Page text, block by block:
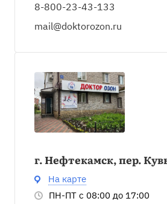
8-800-23-43-133
mail@doktorozon.ru
г. Нефтекамск, пер.
На карте
ПН-ПТ с 08:00 до 17:00